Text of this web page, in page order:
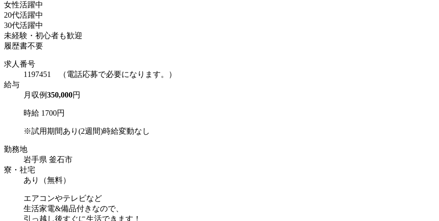
女性活躍中
20代活躍中
30代活躍中
未経験・初心者も歓迎
履歴書不要
求人番号
1197451 （電話応募で必要になります。）
給与
月収例350,000円
時給 1700円
※試用期間あり(2週間)時給変動なし
勤務地
岩手県 釜石市
寮・社宅
あり（無料）
エアコンやテレビなど
生活家電&備品付きなので、
引っ越し後すぐに生活できます！